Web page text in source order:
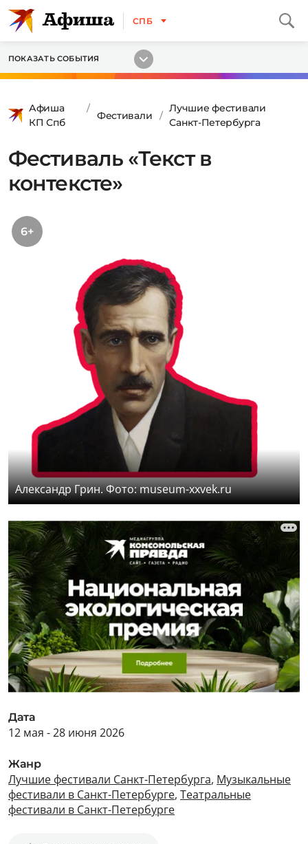
СПБ
ПОКАЗАТЬ СОБЫТИЯ
Афиша
КП Спб
Фестивали
Лучшие фестивали
Санкт-Петербурга
Фестиваль «Текст в
контексте»
6+
Александр Грин. Фото: museum-xxvek.ru
Дата
12 мая - 28 июня 2026
Жанр
Лучшие фестивали Санкт-Петербурга, Музыкальные
фестивали в Санкт-Петербурге, Театральные
фестивали в Санкт-Петербурге